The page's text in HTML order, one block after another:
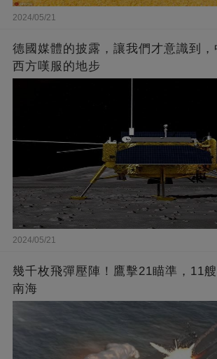
2024/05/21
德國媒體的披露，讓我們才意識到
西方嘆服的地步
2024/05/21
幾千枚飛彈壓陣！鷹擊21瞄準，11
南海